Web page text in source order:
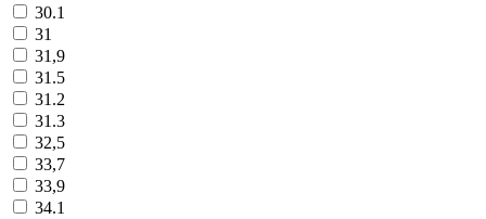
30.1
31
31,9
31.5
31.2
31.3
32,5
33,7
33,9
34.1